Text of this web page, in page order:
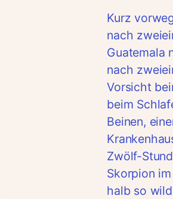
Kurz
nach
Guatemala
nach
Vorsicht
beim
Beinen,
Zwölf-
Skorpion
halb so